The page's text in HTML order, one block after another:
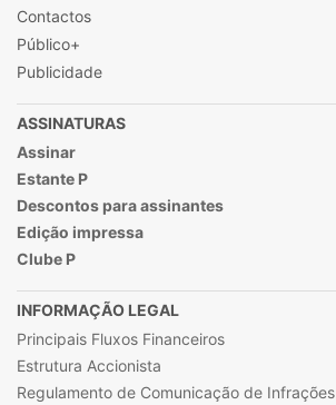
Contactos
Público+
Publicidade
ASSINATURAS
Assinar
Estante P
Descontos para assinantes
Edição impressa
Clube P
INFORMAÇÃO LEGAL
Principais Fluxos Financeiros
Estrutura Accionista
Regulamento de Comunicação de Infrações